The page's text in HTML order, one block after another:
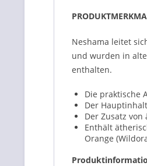
Neshama leitet
und wurden in
enthalten.
Die praktische
Der
Der Zusatz
Enthält
Orange